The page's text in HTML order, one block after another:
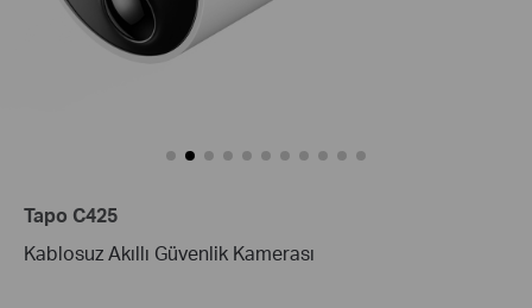
Tapo C425
Kablosuz Akıllı Güvenlik Kamerası